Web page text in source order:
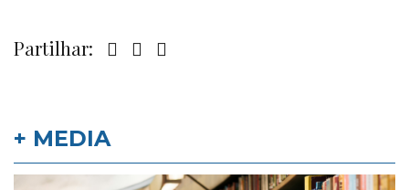
Partilhar:
+ MEDIA